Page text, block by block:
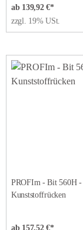
ab 139,92 €*
zzgl. 19% USt.
PROFIm - Bit 560H -
Kunststoffrücken
ab 157,52 €*